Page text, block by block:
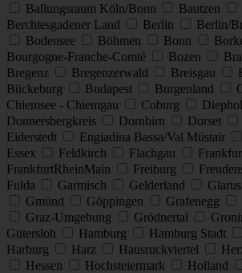
Ballungsraum Köln/Bonn
Bautzen
Berchtesgadener Land
Berlin Berlin/
Bodensee
Böhmen Bonn
Bourgogne-Franche-Comté
Bozen
Bregenz
Bregenzerwald Breisgau
Bückeburg
Budapest Burgenland
Chiemsee - Chiemgau
Coburg
Donnersbergkreis
Dornbirn Dorset
Eiderstedt
Engiadina Bassa/Val Müstair
Essex
Feldkirch Flachgau
FrankfurtRheinMain
Freiburg
Fulda
Garmisch Gelderland Glarus
Gmünd
Göppingen Grafenegg
Graz-Umgebung
Grödnertal
Gütersloh
Hamburg Hamburg Stadt
Harburg
Harz Hausruckviertel
Hessen
Hochsteiermark Holland